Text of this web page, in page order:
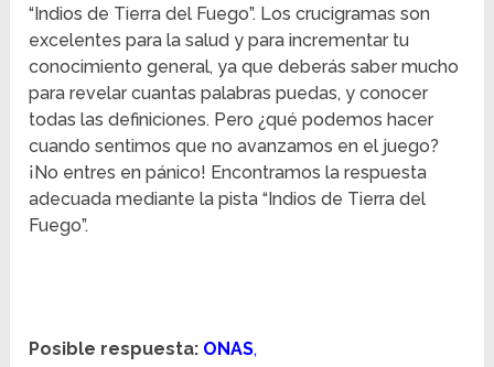
“Indios de Tierra del Fuego”. Los crucigramas son
excelentes para la salud y para incrementar tu
conocimiento general, ya que deberás saber mucho
para revelar cuantas palabras puedas, y conocer
todas las definiciones. Pero ¿qué podemos hacer
cuando sentimos que no avanzamos en el juego?
¡No entres en pánico! Encontramos la respuesta
adecuada mediante la pista “Indios de Tierra del
Fuego”.
Posible respuesta: ONAS,